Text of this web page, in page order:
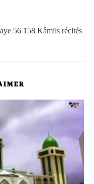
56 158 Kâmils récités